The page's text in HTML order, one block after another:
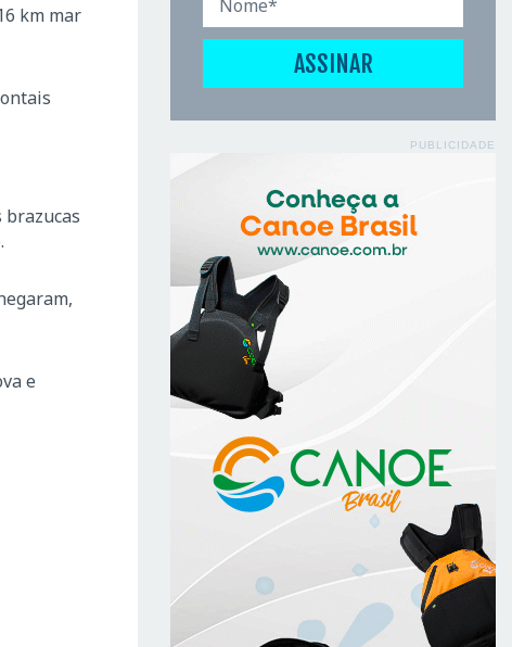
km mar
e
PUBLICIDADE